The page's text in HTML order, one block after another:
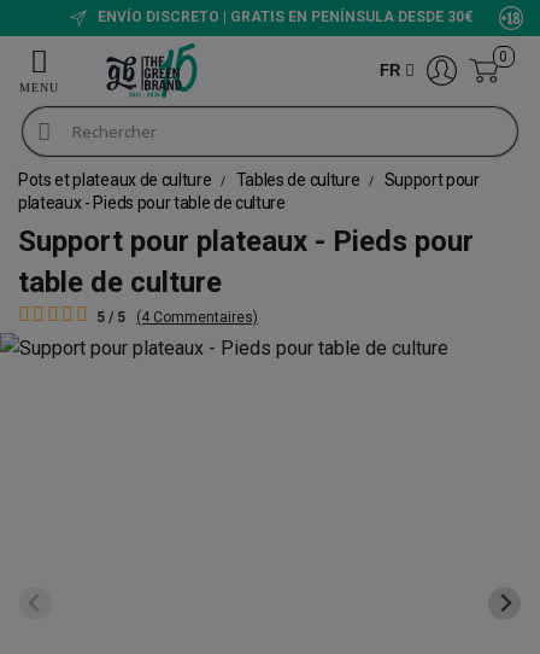
ENVÍO DISCRETO | GRATIS EN PENÍNSULA DESDE 30€
FR
0
Pots et plateaux de culture Tables de culture
Support pour
plateaux - Pieds pour table de culture
Support pour plateaux - Pieds pour
table de culture
5 / 5 (4 Commentaires)